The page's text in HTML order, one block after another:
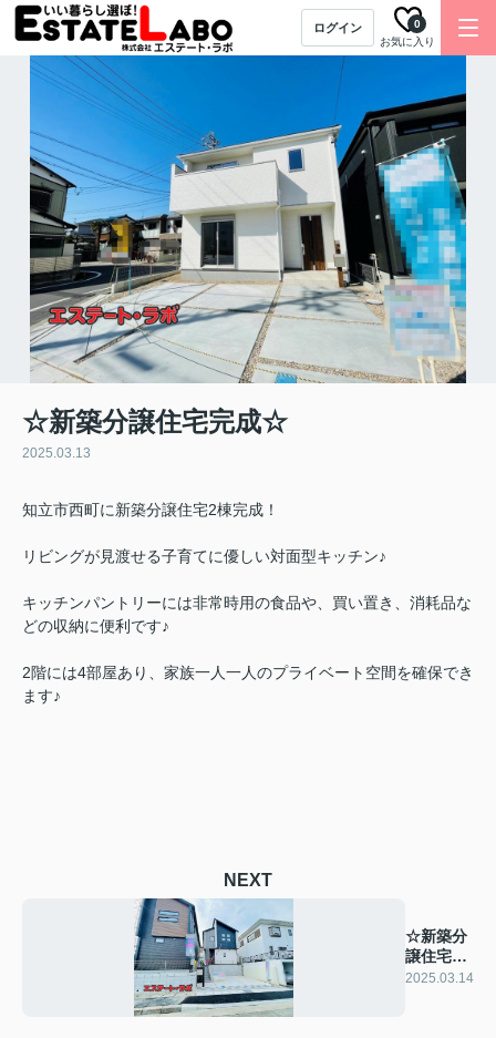
ログイン
お気に入り
0
☆新築分譲住宅完成☆
2025.03.13
知立市西町に新築分譲住宅2棟完成！
リビングが見渡せる子育てに優しい対面型キッチン♪
キッチンパントリーには非常時用の食品や、買い置き、消耗品な
どの収納に便利です♪
2階には4部屋あり、家族一人一人のプライベート空間を確保でき
ます♪
NEXT
☆新築分
譲住宅完
成☆
2025.03.14